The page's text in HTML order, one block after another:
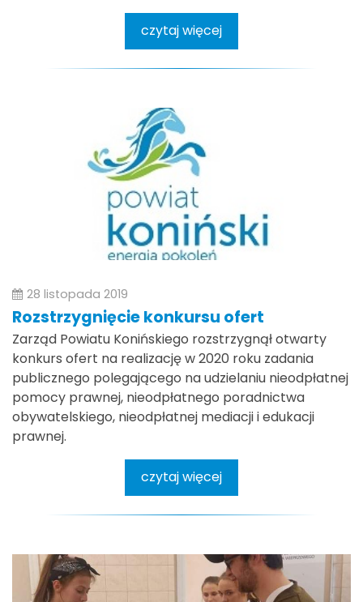
czytaj więcej
28 listopada 2019
Rozstrzygnięcie konkursu ofert
Zarząd Powiatu Konińskiego rozstrzygnął otwarty
konkurs ofert na realizację w 2020 roku zadania
publicznego polegającego na udzielaniu nieodpłatnej
pomocy prawnej, nieodpłatnego poradnictwa
obywatelskiego, nieodpłatnej mediacji i edukacji
prawnej.
czytaj więcej